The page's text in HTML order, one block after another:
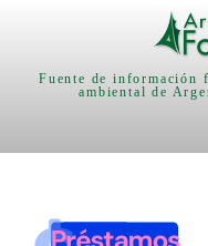
Fuente de
ambiental de